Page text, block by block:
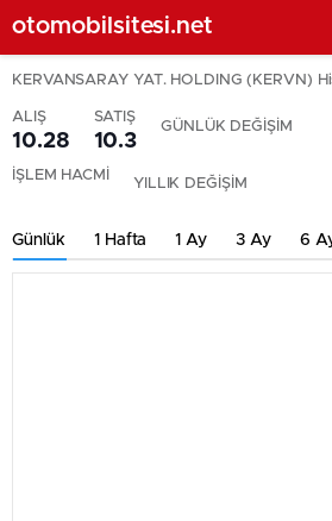
otomobilsitesi.net
KERVANSARAY YAT. HOLDING (KERVN)
ALIŞ
10.28
SATIŞ
10.3
GÜNLÜK DEĞİŞİM
İŞLEM HACMİ YILLIK DEĞİŞİM
Günlük 1 Hafta 1 Ay 3 Ay 6